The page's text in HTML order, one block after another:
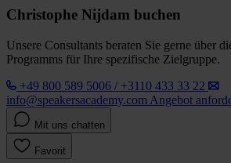
Christophe Nijdam buchen
Unsere Consultants beraten Sie gerne über
Programms für Ihre spezifische Zielgruppe.
+49 800 589 5006 / +3110 433 33 22
info@speakersacademy.com Angebot
Mit uns chatten
Favorit